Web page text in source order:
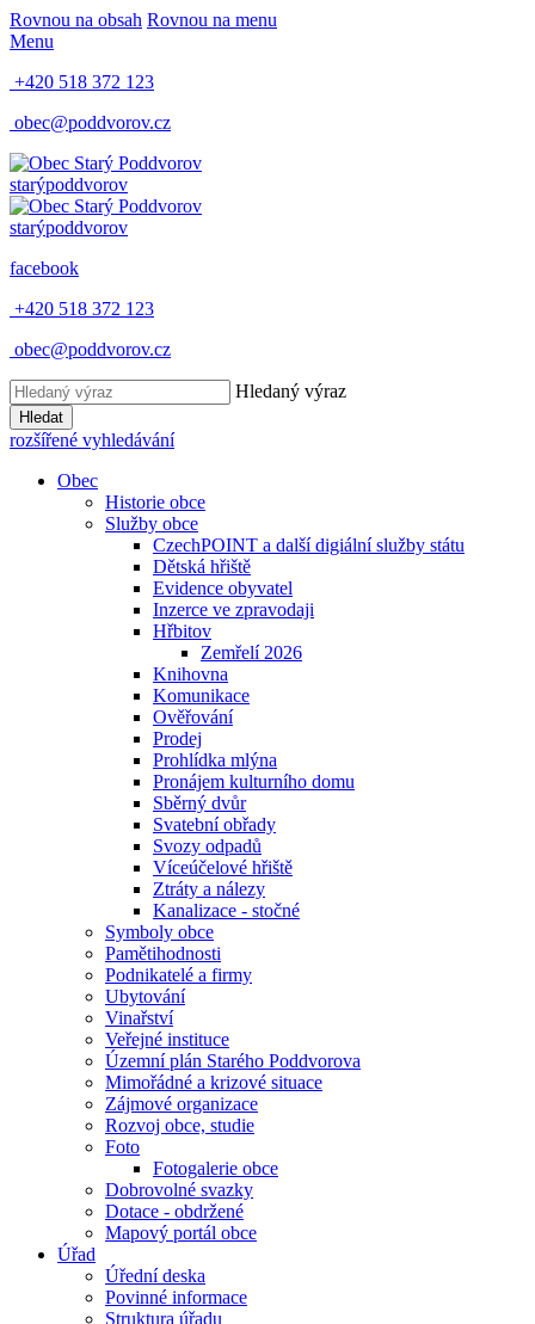
Rovnou na obsah Rovnou na menu
Menu
+420 518 372 123
obec@poddvorov.cz
starýpoddvorov
starýpoddvorov
facebook
+420 518 372 123
obec@poddvorov.cz
Hledaný výraz
Hledat
rozšířené vyhledávání
Obec
Historie obce
Služby obce
CzechPOINT a další digiální služby státu
Dětská hřiště
Evidence obyvatel
Inzerce ve zpravodaji
Hřbitov
Zemřelí 2026
Knihovna
Komunikace
Ověřování
Prodej
Prohlídka mlýna
Pronájem kulturního domu
Sběrný dvůr
Svatební obřady
Svozy odpadů
Víceúčelové hřiště
Ztráty a nálezy
Kanalizace - stočné
Symboly obce
Pamětihodnosti
Podnikatelé a firmy
Ubytování
Vinařství
Veřejné instituce
Územní plán Starého Poddvorova
Mimořádné a krizové situace
Zájmové organizace
Rozvoj obce, studie
Foto
Fotogalerie obce
Dobrovolné svazky
Dotace - obdržené
Mapový portál obce
Úřad
Úřední deska
Povinné informace
Struktura úřadu